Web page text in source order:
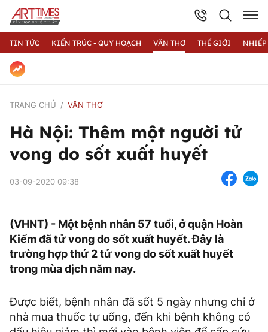
TIN TỨC KIẾN TRÚC - QUY HOẠCH VĂN THƠ THẾ GIỚI
TRANG CHỦ VĂN THƠ
Hà Nội: Thêm một người tử
vong do sốt xuất huyết
03-09-2020 09:38
(VHNT) - Một bệnh nhân 57 tuổi, ở quận Hoàn
Kiếm đã tử vong do sốt xuất huyết. Đây là
trường hợp thứ 2 tử vong do sốt xuất huyết
trong mùa dịch năm nay.
Được biết, bệnh nhân đã sốt 5 ngày nhưng chỉ ở
nhà mua thuốc tự uống, đến khi bệnh không có